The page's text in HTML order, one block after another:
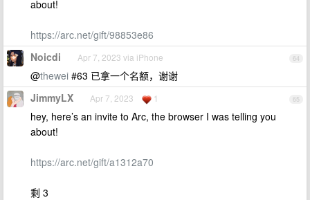
about!
https://arc.net/gift/98853e86
64
Noicdi Apr 7, 2023 via iPhone
@thewei #63 已拿一个名额，谢谢
65
JimmyLX Apr 7, 2023 1
hey, here’s an invite to Arc, the browser I was telling you
about!
https://arc.net/gift/a1312a70
剩 3